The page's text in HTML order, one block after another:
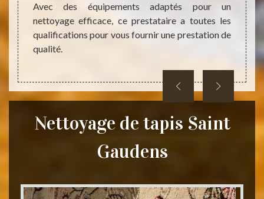
Avec des équipements adaptés pour un
nettoyage efficace, ce prestataire a toutes les
qualifications pour vous fournir une prestation de
qualité.
Nettoyage de tapis Saint
Gaudens